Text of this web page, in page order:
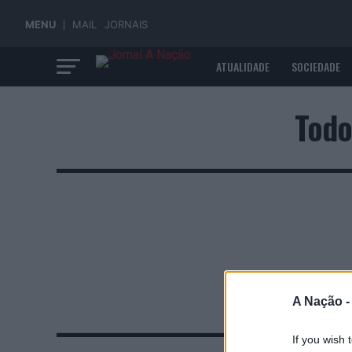
A Nação -
If you wish
MENU MAIL JORNAIS
ATUALIDADE SOCIEDADE